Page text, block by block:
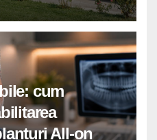
cum
All-on